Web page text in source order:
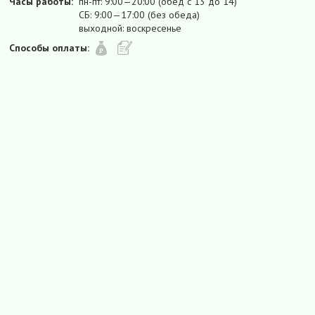
СБ: 9:00—17:00 (без обеда)
выходной: воскресенье
Способы оплаты: